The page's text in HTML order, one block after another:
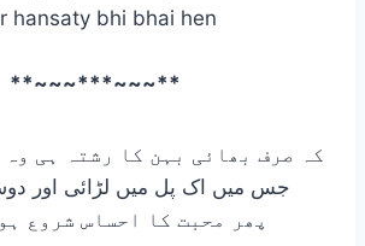
hansaty bhi bhai hen
**~~~***~~~**
کہ صرف بھائی بہن کا رشتہ ہی
جس میں اک پل میں لڑائی اور